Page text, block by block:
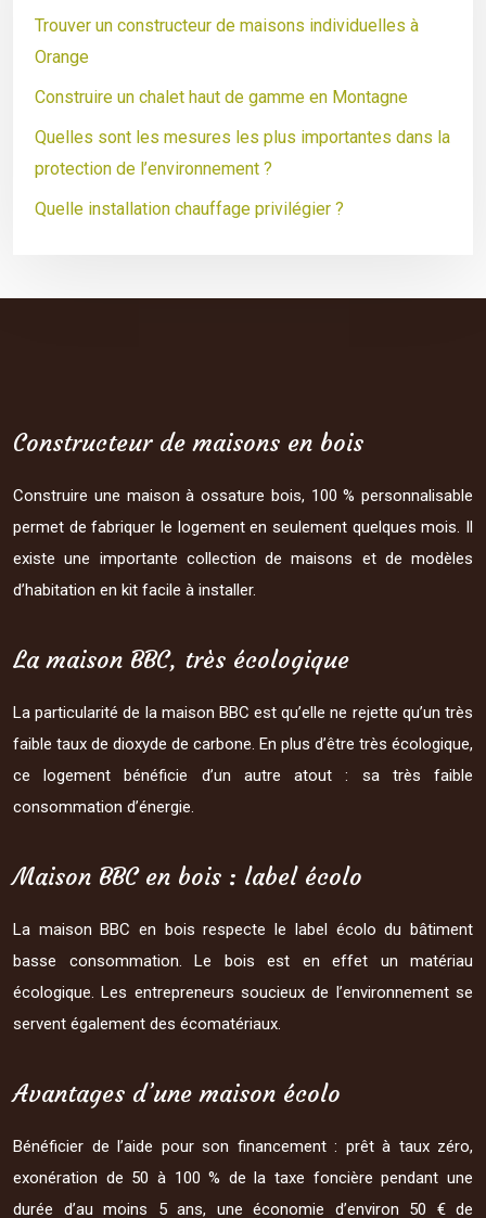
Trouver un constructeur de maisons individuelles à
Orange
Construire un chalet haut de gamme en Montagne
Quelles sont les mesures les plus importantes dans la
protection de l’environnement ?
Quelle installation chauffage privilégier ?
Constructeur de maisons en bois
Construire une maison à ossature bois, 100 % personnalisable
permet de fabriquer le logement en seulement quelques mois. Il
existe une importante collection de maisons et de modèles
d’habitation en kit facile à installer.
La maison BBC, très écologique
La particularité de la maison BBC est qu’elle ne rejette qu’un très
faible taux de dioxyde de carbone. En plus d’être très écologique,
ce logement bénéficie d’un autre atout : sa très faible
consommation d’énergie.
Maison BBC en bois : label écolo
La maison BBC en bois respecte le label écolo du bâtiment
basse consommation. Le bois est en effet un matériau
écologique. Les entrepreneurs soucieux de l’environnement se
servent également des écomatériaux.
Avantages d’une maison écolo
Bénéficier de l’aide pour son financement : prêt à taux zéro,
exonération de 50 à 100 % de la taxe foncière pendant une
durée d’au moins 5 ans, une économie d’environ 50 € de